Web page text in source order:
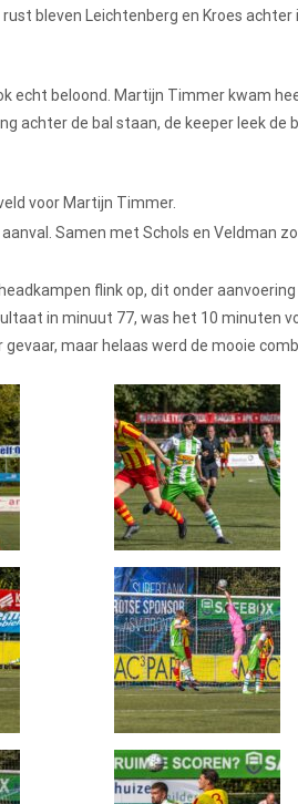
bleven Leichtenberg en Kroes achter
echt beloond. Martijn Timmer kwam
achter de bal staan, de keeper leek de
voor Martijn Timmer.
Samen met Schols en Veldman
flink op, dit onder
in minuut 77, was het 10 minuten
maar helaas werd de mooie